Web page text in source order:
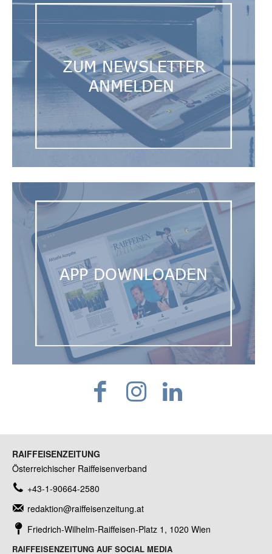
RAIFFEISENZEITUNG
Österreichischer Raiffeisenverband
+43-1-90664-2580
redaktion@raiffeisenzeitung.at
Friedrich-Wilhelm-Raiffeisen-Platz 1, 1020 Wien
RAIFFEISENZEITUNG AUF SOCIAL MEDIA